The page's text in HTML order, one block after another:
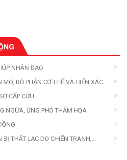
NHÂN ĐẠO
BỘ PHẬN CƠ THỂ VÀ HIẾN XÁC
CẤP CỨU
NGỪA, ỨNG PHÓ THẢM HỌA
THẤT LẠC DO CHIẾN TRANH,